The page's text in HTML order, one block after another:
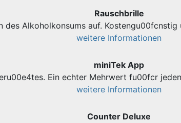
Rauschbrille
Alkoholkonsums auf.
weitere Informationen
miniTek App
Ein echter Mehrwert fu00fcr
weitere Informationen
Counter Deluxe